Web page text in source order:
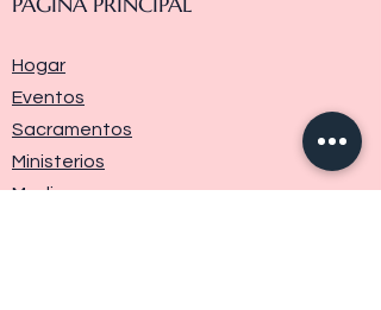
Hogar
Eventos
Sacramentos
Ministerios
Media